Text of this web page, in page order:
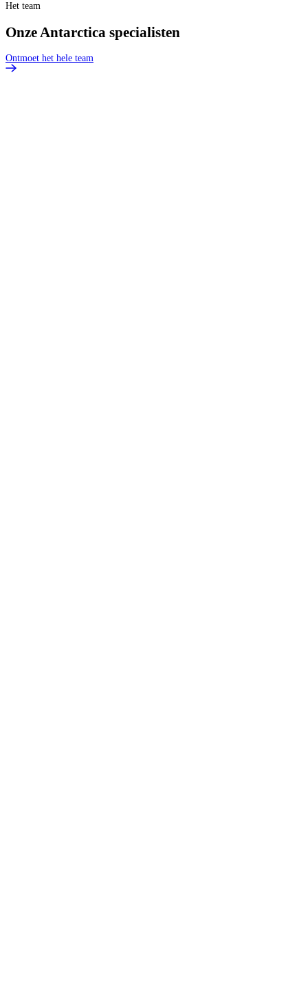
Het team
Onze Antarctica specialisten
Ontmoet het hele team